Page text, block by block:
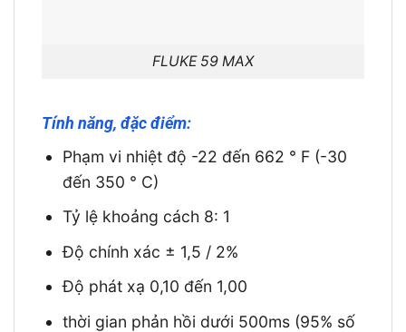
FLUKE 59 MAX
Tính năng, đặc điểm:
Phạm vi nhiệt độ -22 đến 662 ° F (-30
đến 350 ° C)
Tỷ lệ khoảng cách 8: 1
Độ chính xác ± 1,5 / 2%
Độ phát xạ 0,10 đến 1,00
thời gian phản hồi dưới 500ms (95% số